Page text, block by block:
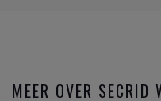
MEER OVER SECRID